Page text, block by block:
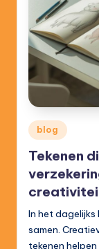
Posted
in
blog
Tekenen
In het dagelijks
samen.
tekenen